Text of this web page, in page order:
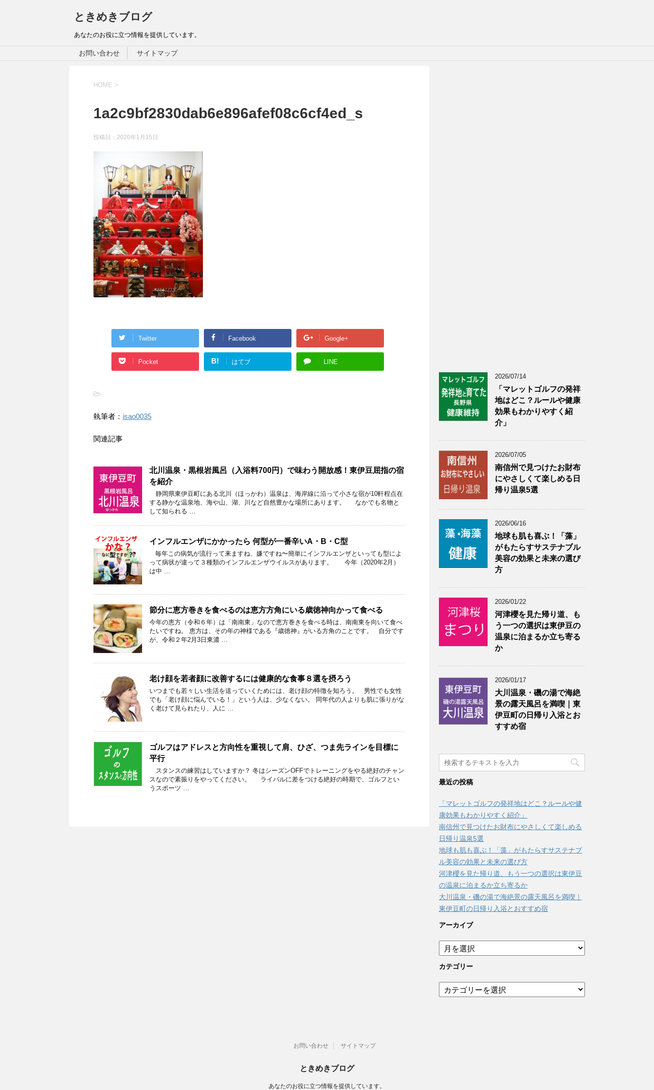
ときめきブログ
あなたのお役に立つ情報を提供しています。
お問い合わせ サイトマップ
HOME >
1a2c9bf2830dab6e896afef08c6cf4ed_s
投稿日： 2020年1月15日
Twitter Facebook Google+
Pocket B! はてブ LINE
-
執筆者： isao0035
関連記事
北川温泉・黒根岩風呂（入浴料700円）で味わう開放感！東伊豆屈指の宿
を紹介
静岡県東伊豆町にある北川（ほっかわ）温泉は、海岸線に沿って小さな宿が10軒程点在
する静かな温泉地、海や山、湖、川など自然豊かな場所にあります。 なかでも名物と
して知られる …
インフルエンザにかかったら 何型が一番辛いA・B・C型
毎年この病気が流行って来ますね、嫌ですね〜簡単にインフルエンザといっても型によ
って病状が違って３種類のインフルエンザウイルスがあります。 今年（2020年2月）
は中 …
節分に恵方巻きを食べるのは恵方方角にいる歳徳神向かって食べる
今年の恵方（令和６年）は「南南東」なので恵方巻きを食べる時は、南南東を向いて食べ
たいですね。 恵方は、その年の神様である『歳徳神』がいる方角のことです。 自分です
が、令和２年2月3日東濃 …
老け顔を若者顔に改善するには健康的な食事８選を摂ろう
いつまでも若々しい生活を送っていくためには、老け顔の特徴を知ろう。 男性でも女性
でも「老け顔に悩んでいる！」という人は、少なくない。 同年代の人よりも肌に張りがな
く老けて見られたり、人に …
ゴルフはアドレスと方向性を重視して肩、ひざ、つま先ラインを目標に
平行
スタンスの練習はしていますか？ 冬はシーズンOFFでトレーニングをやる絶好のチャン
スなので素振りをやってください。 ライバルに差をつける絶好の時期で、ゴルフとい
うスポーツ …
2026/07/14
「マレットゴルフの発祥
地はどこ？ルールや健康
効果もわかりやすく紹
介」
2026/07/05
南信州で見つけたお財布
にやさしくて楽しめる日
帰り温泉5選
2026/06/16
地球も肌も喜ぶ！「藻」
がもたらすサステナブル
美容の効果と未来の選び
方
2026/01/22
河津櫻を見た帰り道、も
う一つの選択は東伊豆の
温泉に泊まるか立ち寄る
か
2026/01/17
大川温泉・磯の湯で海絶
景の露天風呂を満喫｜東
伊豆町の日帰り入浴とお
すすめ宿
最近の投稿
「マレットゴルフの発祥地はどこ？ルールや健
康効果もわかりやすく紹介」
南信州で見つけたお財布にやさしくて楽しめる
日帰り温泉5選
地球も肌も喜ぶ！「藻」がもたらすサステナブ
ル美容の効果と未来の選び方
河津櫻を見た帰り道、もう一つの選択は東伊豆
の温泉に泊まるか立ち寄るか
大川温泉・磯の湯で海絶景の露天風呂を満喫｜
東伊豆町の日帰り入浴とおすすめ宿
アーカイブ
ア
ー
カ
カテゴリー
テ
お問い合わせ サイトマップ
ときめきブログ
あなたのお役に立つ情報を提供しています。